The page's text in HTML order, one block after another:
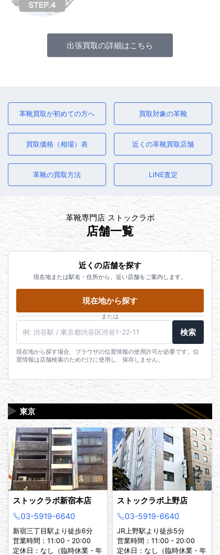
出張買取の詳細はこちら
革靴買取が初めての方へ 買取対象の革靴
買取価格（相場）表 近くの革靴買取店舗
革靴の買取方法 LINE査定
革靴専門店 ストックラボ
店舗一覧
近くの店舗を探す
現在地または駅名・住所から、近い店舗をご案内します。
現在地から探す
または
検索
現在地から探す場合、ブラウザの位置情報の使用許可が必要です。位
置情報は店舗検索のためだけに使用し、保存しません。
東京
▶
ストックラボ新宿本店
03-5919-6640
新宿三丁目駅より徒歩6分
営業時間：11:00 - 20:00
定休日：なし（臨時休業・年
ストックラボ上野店
03-5919-6640
JR上野駅より徒歩5分
営業時間：11:00 - 20:00
定休日：なし（臨時休業・年